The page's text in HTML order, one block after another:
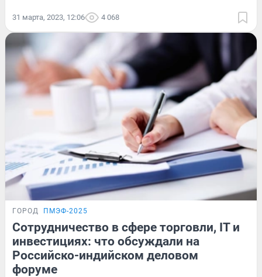
31 марта, 2023, 12:06 4 068
ГОРОД ПМЭФ-2025
Сотрудничество в сфере торговли, IT и
инвестициях: что обсуждали на
Российско-индийском деловом
форуме